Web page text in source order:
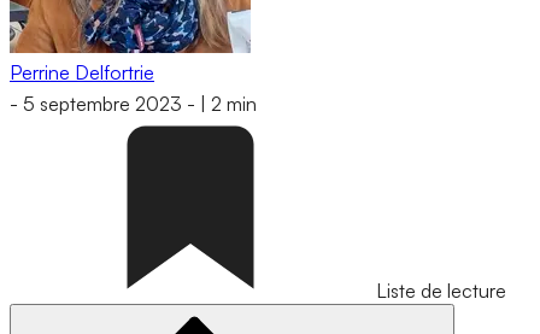
Perrine Delfortrie
- 5 septembre 2023 - 2 min
Liste de lecture